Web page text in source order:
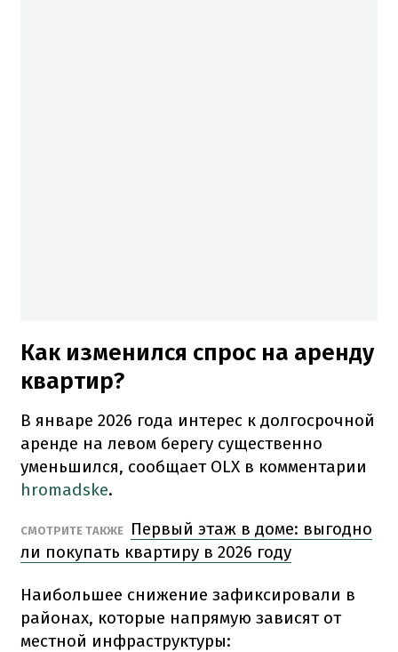
Как изменился спрос на аренду
квартир?
В январе 2026 года интерес к долгосрочной
аренде на левом берегу существенно
уменьшился, сообщает OLX в комментарии
hromadske.
СМОТРИТЕ ТАКЖЕ
Первый этаж в доме: выгодно
ли покупать квартиру в 2026 году
Наибольшее снижение зафиксировали в
районах, которые напрямую зависят от
местной инфраструктуры: